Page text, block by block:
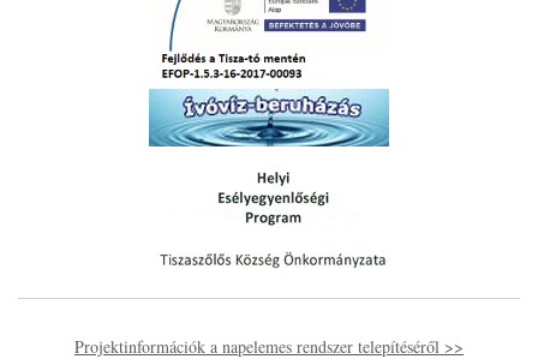
Projektinformációk a napelemes rendszer telepítéséről >>